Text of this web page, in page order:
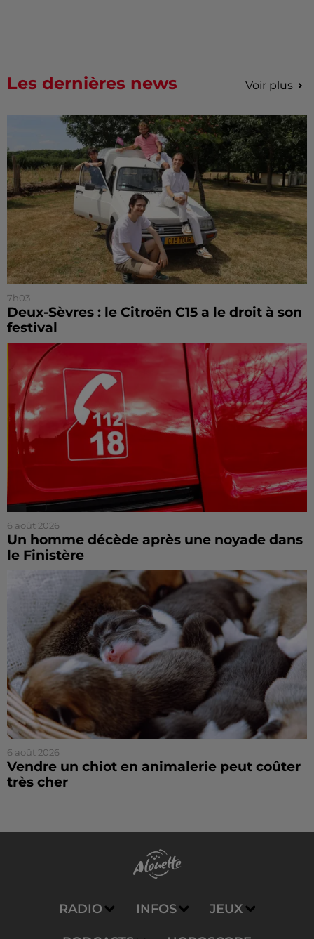
Les dernières news Voir plus
7h03
Deux-Sèvres : le Citroën C15 a le droit à son
festival
6 août 2026
Un homme décède après une noyade dans
le Finistère
6 août 2026
Vendre un chiot en animalerie peut coûter
très cher
RADIO INFOS JEUX